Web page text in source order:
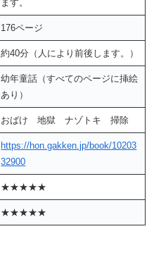
ます。
176ページ
約40分（人により前後します。）
幼年童話（すべてのページに挿絵
あり）
おばけ 地獄 ナゾトキ 掃除
https://hon.gakken.jp/book/10203
32900
★★★★★
★★★★★